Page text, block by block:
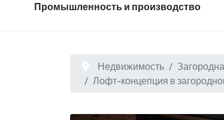
Промышленность и производство
Недвижимость
Лофт-концепция в